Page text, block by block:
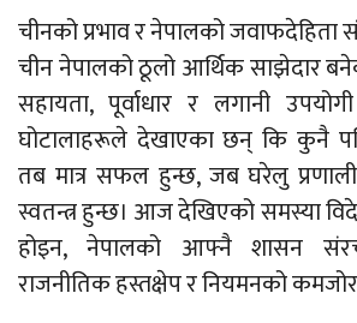
चीनको प्रभाव र नेपालको
चीन नेपालको ठूलो आर्थिक साझेदार
सहायता, पूर्वाधार र लगानी
घोटालाहरूले देखाएका छन् कि कुनै
तब मात्र सफल हुन्छ, जब घरेलु प्रणाली
स्वतन्त्र हुन्छ। आज देखिएको समस्या
होइन, नेपालको आफ्नै शासन
राजनीतिक हस्तक्षेप र नियमनको